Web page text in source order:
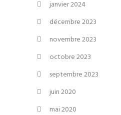
janvier 2024
décembre 2023
novembre 2023
octobre 2023
septembre 2023
juin 2020
mai 2020